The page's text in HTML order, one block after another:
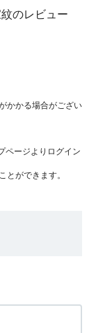
のレビュー
かかる場合がござい
ページよりログイン
とができます。